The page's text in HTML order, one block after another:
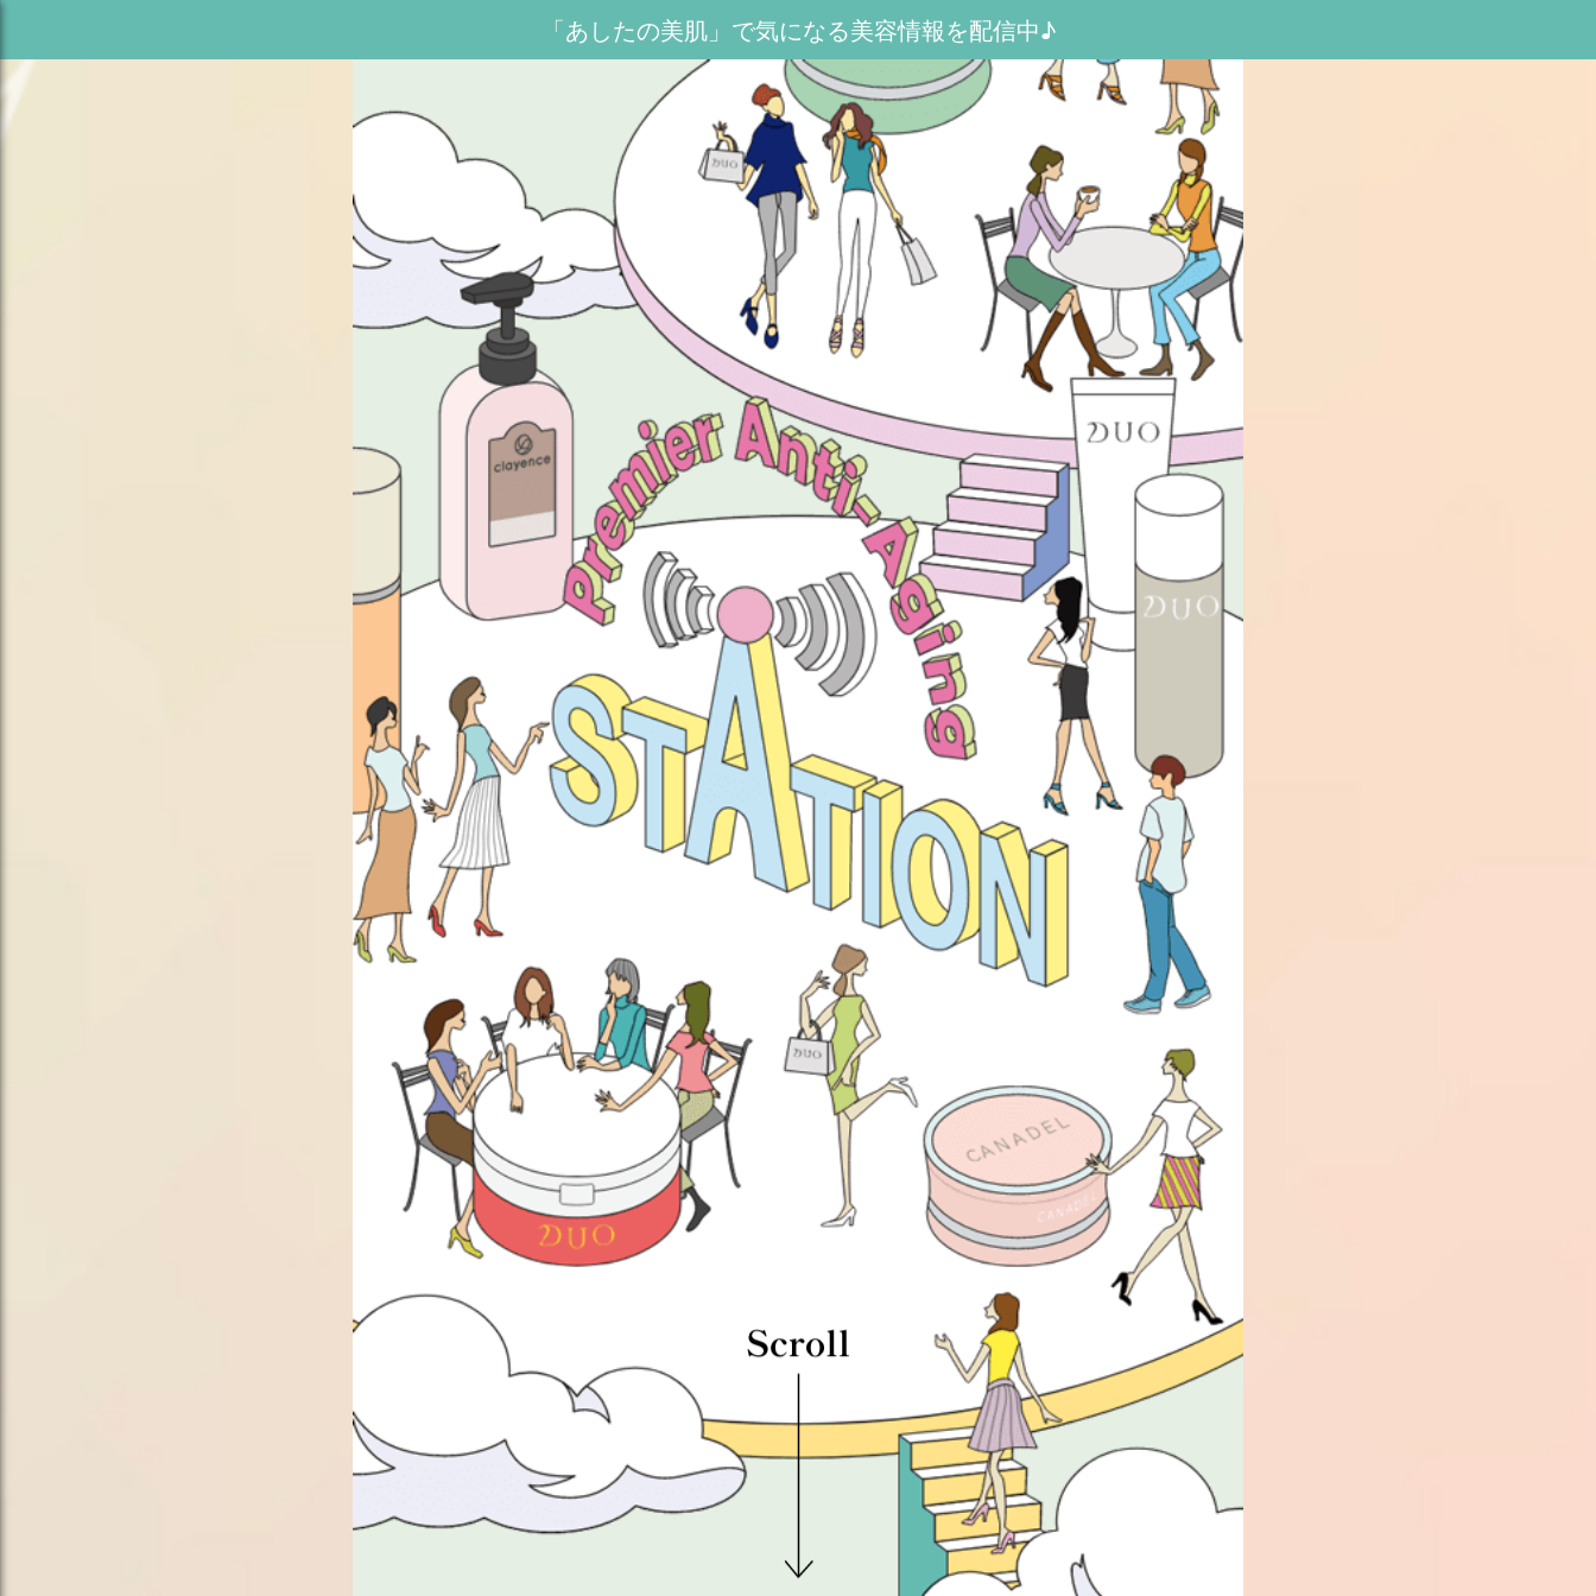
「あしたの美肌」で気になる美容情報を配信中♪